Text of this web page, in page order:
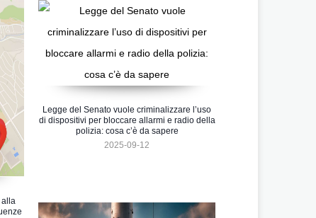
alla
Legge del Senato vuole criminalizzare l’uso
di dispositivi per bloccare allarmi e radio della
polizia: cosa c’è da sapere
2025-09-12